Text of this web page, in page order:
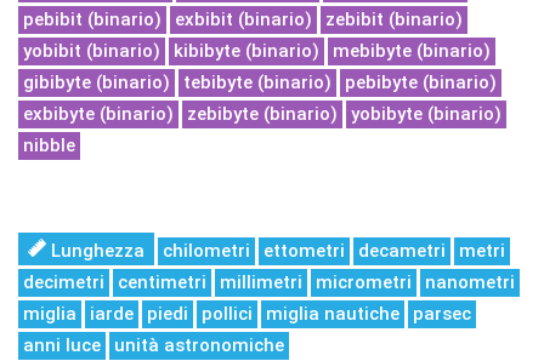
pebibit (binario)
exbibit (binario)
zebibit (binario)
yobibit (binario)
kibibyte (binario)
mebibyte (binario)
gibibyte (binario)
tebibyte (binario)
pebibyte (binario)
exbibyte (binario)
zebibyte (binario)
yobibyte (binario)
nibble
Lunghezza chilometri ettometri decametri
metri
decimetri
centimetri millimetri micrometri
nanometri
miglia
iarde piedi pollici miglia nautiche
parsec
anni luce
unità astronomiche